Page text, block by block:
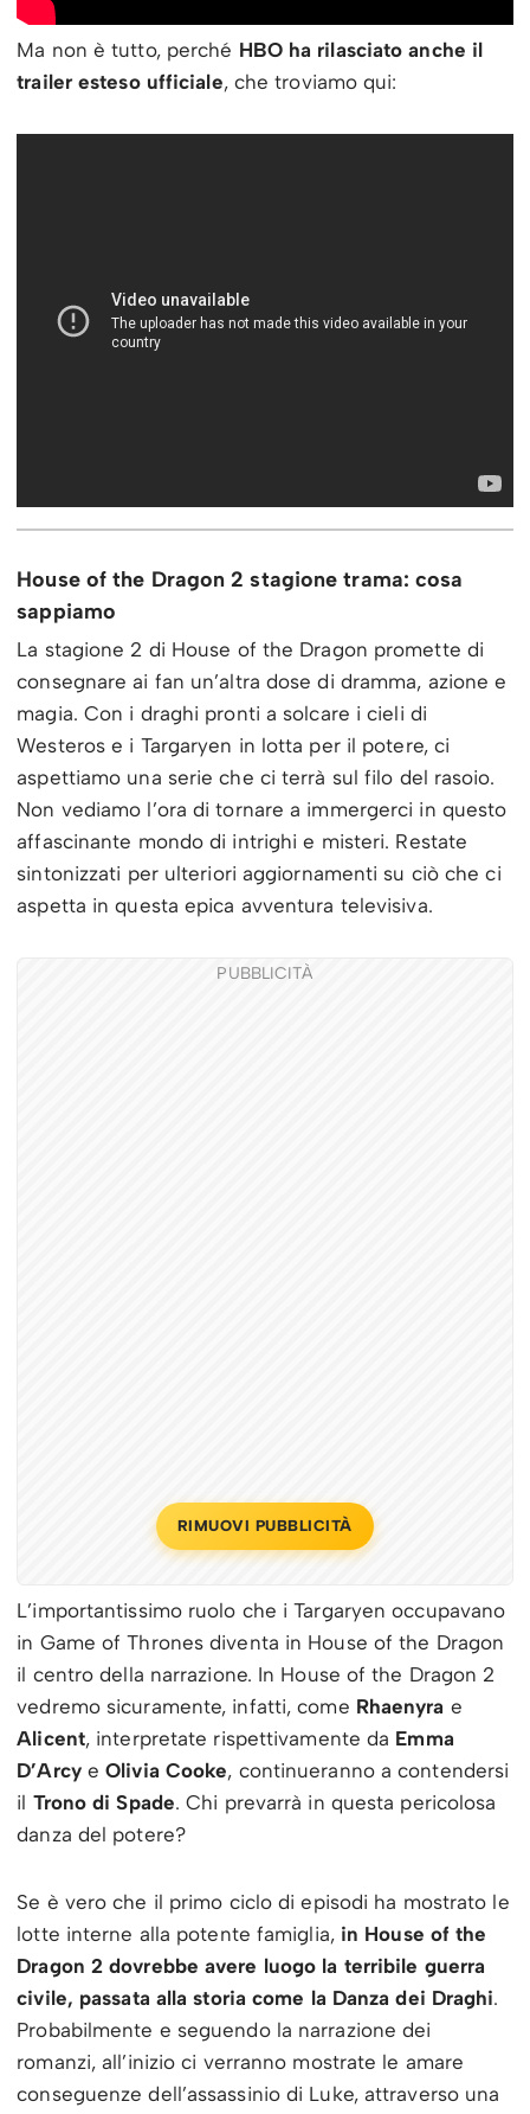
Ma non è tutto, perché HBO ha rilasciato anche il
trailer esteso ufficiale, che troviamo qui:
House of the Dragon 2 stagione trama: cosa
sappiamo
La stagione 2 di House of the Dragon promette di
consegnare ai fan un’altra dose di dramma, azione e
magia. Con i draghi pronti a solcare i cieli di
Westeros e i Targaryen in lotta per il potere, ci
aspettiamo una serie che ci terrà sul filo del rasoio.
Non vediamo l’ora di tornare a immergerci in questo
affascinante mondo di intrighi e misteri. Restate
sintonizzati per ulteriori aggiornamenti su ciò che ci
aspetta in questa epica avventura televisiva.
PUBBLICITÀ
RIMUOVI PUBBLICITÀ
L’importantissimo ruolo che i Targaryen occupavano
in Game of Thrones diventa in House of the Dragon
il centro della narrazione. In House of the Dragon 2
vedremo sicuramente, infatti, come Rhaenyra e
Alicent, interpretate rispettivamente da Emma
D’ArcyeOlivia Cooke, continueranno a contendersi
il Trono di Spade. Chi prevarrà in questa pericolosa
danza del potere?
Se è vero che il primo ciclo di episodi ha mostrato le
lotte interne alla potente famiglia, in House of the
Dragon 2 dovrebbe avere luogo la terribile guerra
civile, passata alla storia come la Danza dei Draghi.
Probabilmente e seguendo la narrazione dei
romanzi, all’inizio ci verranno mostrate le amare
conseguenze dell’assassinio di Luke, attraverso una